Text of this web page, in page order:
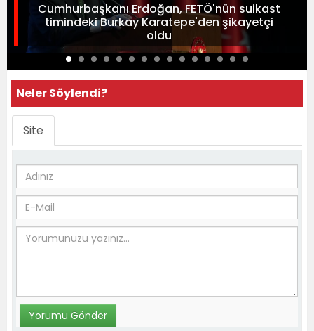
Cumhurbaşkanı Erdoğan, FETÖ'nün suikast
timindeki Burkay Karatepe'den şikayetçi
oldu
Neler Söylendi?
Site